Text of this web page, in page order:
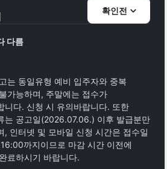
확인전
다름
는 동일유형 예비 입주자와 중복
가능하며, 주말에는 접수가
니다. 신청 시 유의바랍니다. 또한
는 공고일(2026.07.06.) 이후 발급분만
, 인터넷 및 모바일 신청 시간은 접수일
까지이므로 마감 시간 이전에
료하시기 바랍니다.